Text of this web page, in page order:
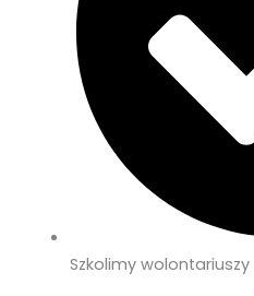
Szkolimy wolontariuszy